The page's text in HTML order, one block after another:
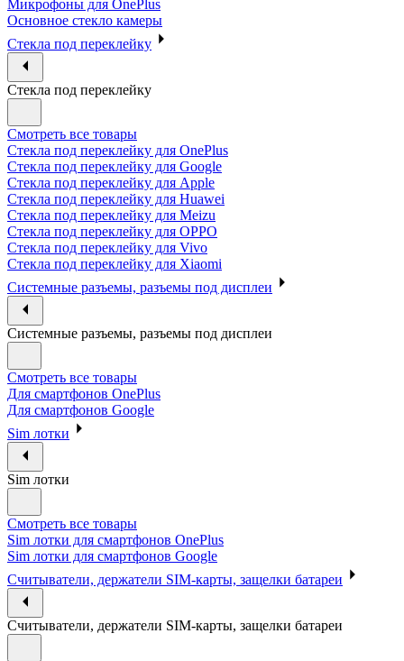
Микрофоны для OnePlus
Основное стекло камеры
Стекла под переклейку
Стекла под переклейку
Смотреть все товары
Стекла под переклейку для OnePlus
Стекла под переклейку для Google
Стекла под переклейку для Apple
Стекла под переклейку для Huawei
Стекла под переклейку для Meizu
Стекла под переклейку для OPPO
Стекла под переклейку для Vivo
Стекла под переклейку для Xiaomi
Системные разъемы, разъемы под дисплеи
Системные разъемы, разъемы под дисплеи
Смотреть все товары
Для смартфонов OnePlus
Для смартфонов Google
Sim лотки
Sim лотки
Смотреть все товары
Sim лотки для смартфонов OnePlus
Sim лотки для смартфонов Google
Считыватели, держатели SIM-карты, защелки батареи
Считыватели, держатели SIM-карты, защелки батареи